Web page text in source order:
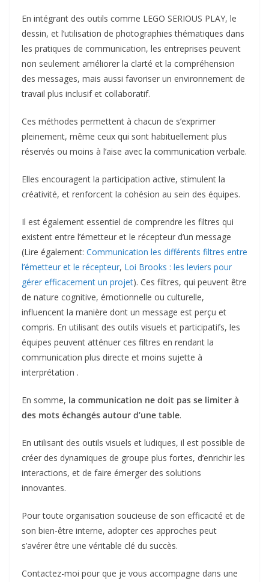
En intégrant des outils comme LEGO SERIOUS PLAY, le
dessin, et l’utilisation de photographies thématiques dans
les pratiques de communication, les entreprises peuvent
non seulement améliorer la clarté et la compréhension
des messages, mais aussi favoriser un environnement de
travail plus inclusif et collaboratif.
Ces méthodes permettent à chacun de s’exprimer
pleinement, même ceux qui sont habituellement plus
réservés ou moins à l’aise avec la communication verbale.
Elles encouragent la participation active, stimulent la
créativité, et renforcent la cohésion au sein des équipes.
Il est également essentiel de comprendre les filtres qui
existent entre l’émetteur et le récepteur d’un message
(Lire également: Communication les différents filtres entre
l’émetteur et le récepteur, Loi Brooks : les leviers pour
gérer efficacement un projet). Ces filtres, qui peuvent être
de nature cognitive, émotionnelle ou culturelle,
influencent la manière dont un message est perçu et
compris. En utilisant des outils visuels et participatifs, les
équipes peuvent atténuer ces filtres en rendant la
communication plus directe et moins sujette à
interprétation .
En somme, la communication ne doit pas se limiter à
des mots échangés autour d’une table.
En utilisant des outils visuels et ludiques, il est possible de
créer des dynamiques de groupe plus fortes, d’enrichir les
interactions, et de faire émerger des solutions
innovantes.
Pour toute organisation soucieuse de son efficacité et de
son bien-être interne, adopter ces approches peut
s’avérer être une véritable clé du succès.
Contactez-moi pour que je vous accompagne dans une